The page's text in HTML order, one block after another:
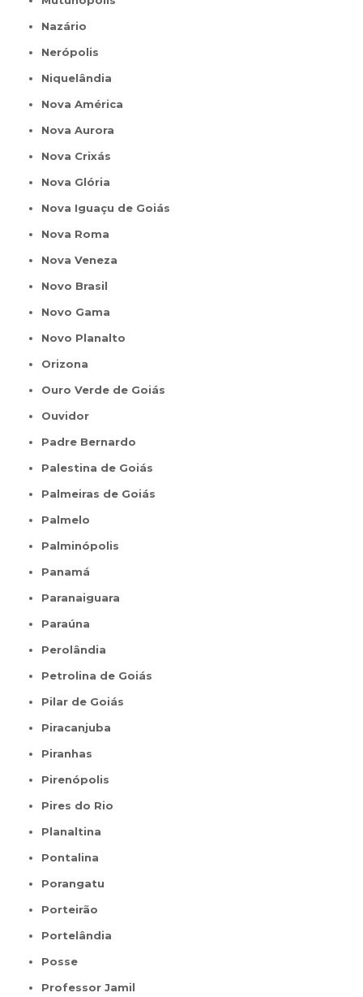
Nazário
Nerópolis
Niquelândia
Nova América
Nova Aurora
Nova Crixás
Nova Glória
Nova Iguaçu de Goiás
Nova Roma
Nova Veneza
Novo Brasil
Novo Gama
Novo Planalto
Orizona
Ouro Verde de Goiás
Ouvidor
Padre Bernardo
Palestina de Goiás
Palmeiras de Goiás
Palmelo
Palminópolis
Panamá
Paranaiguara
Paraúna
Perolândia
Petrolina de Goiás
Pilar de Goiás
Piracanjuba
Piranhas
Pirenópolis
Pires do Rio
Planaltina
Pontalina
Porangatu
Porteirão
Portelândia
Posse
Professor Jamil